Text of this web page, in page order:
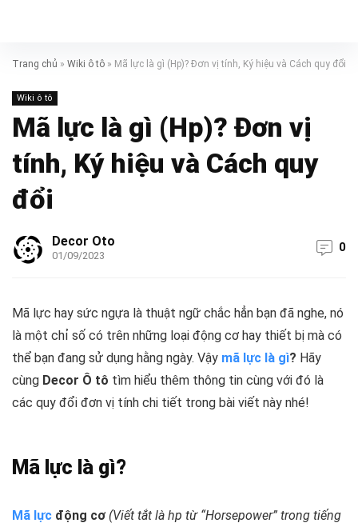
Trang chủ » Wiki ô tô » Mã lực là gì (Hp)? Đơn vị tính, Ký hiệu và Cách quy đổi
Wiki ô tô
Mã lực là gì (Hp)? Đơn vị
tính, Ký hiệu và Cách quy
đổi
Decor Oto
01/09/2023
0
Mã lực hay sức ngựa là thuật ngữ chắc hẳn bạn đã nghe, nó
là một chỉ số có trên những loại động cơ hay thiết bị mà có
thể bạn đang sử dụng hằng ngày. Vậy mã lực là gì? Hãy
cùng Decor Ô tô tìm hiểu thêm thông tin cùng với đó là
các quy đổi đơn vị tính chi tiết trong bài viết này nhé!
Mã lực là gì?
Mã lực động cơ (Viết tắt là hp từ “Horsepower” trong tiếng